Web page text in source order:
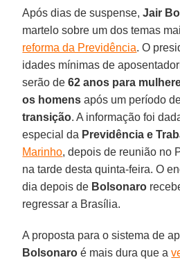
Após dias de suspense,Jair
martelo sobre um dos temas
reforma da Previdência. O
idades mínimas de
serão de62 anos para
os homens após um período
transição. A informação foi
especial da Previdência e
Marinho, depois de reunião no
na tarde desta quinta-feira. O
dia depois de Bolsonaro
regressar a Brasília.
A proposta para o sistema de
Bolsonaro é mais dura que a